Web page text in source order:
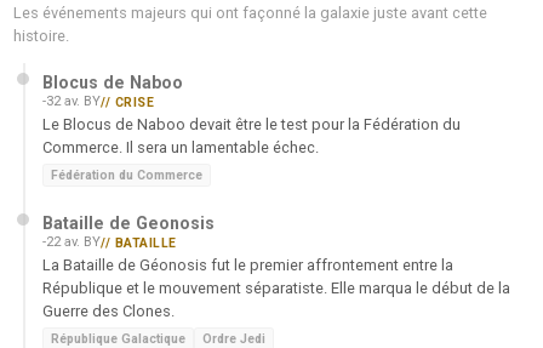
Les événements majeurs qui ont façonné la galaxie juste avant cette
histoire.
Blocus de Naboo
-32 av. BY// CRISE
Le Blocus de Naboo devait être le test pour la Fédération du
Commerce. Il sera un lamentable échec.
Fédération du Commerce
Bataille de Geonosis
-22 av. BY// BATAILLE
La Bataille de Géonosis fut le premier affrontement entre la
République et le mouvement séparatiste. Elle marqua le début de la
Guerre des Clones.
République Galactique
Ordre Jedi